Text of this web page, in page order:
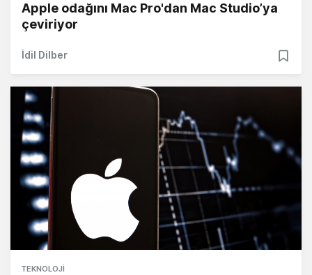
Apple odağını Mac Pro'dan Mac Studio’ya
çeviriyor
İdil Dilber
TEKNOLOJI